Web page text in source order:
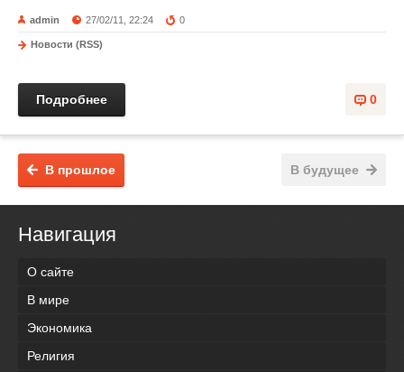
admin 27/02/11, 22:24 0
Новости (RSS)
0
Подробнее
В будущее
В прошлое
Навигация
О сайте
В мире
Экономика
Религия